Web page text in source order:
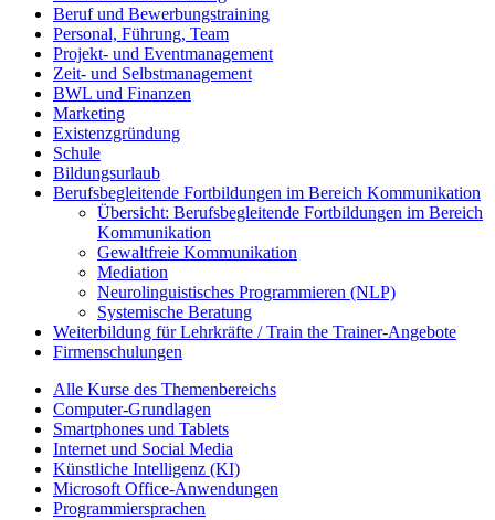
Beruf und Bewerbungstraining
Personal, Führung, Team
Projekt- und Eventmanagement
Zeit- und Selbstmanagement
BWL und Finanzen
Marketing
Existenzgründung
Schule
Bildungsurlaub
Berufsbegleitende Fortbildungen im Bereich Kommunikation
Übersicht: Berufsbegleitende Fortbildungen im Bereich
Kommunikation
Gewaltfreie Kommunikation
Mediation
Neurolinguistisches Programmieren (NLP)
Systemische Beratung
Weiterbildung für Lehrkräfte / Train the Trainer-Angebote
Firmenschulungen
Alle Kurse des Themenbereichs
Computer-Grundlagen
Smartphones und Tablets
Internet und Social Media
Künstliche Intelligenz (KI)
Microsoft Office-Anwendungen
Programmiersprachen